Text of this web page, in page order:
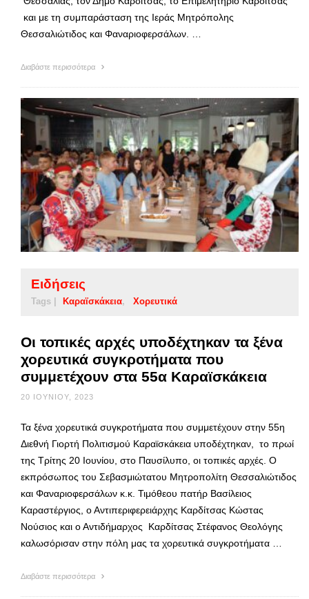
και με τη συμπαράσταση της Ιεράς Μητρόπολης
Θεσσαλιώτιδος και Φαναριοφερσάλων. …
Διαβάστε περισσότερα
Ειδήσεις
Tags | Καραϊσκάκεια Χορευτικά
Οι τοπικές αρχές υποδέχτηκαν τα ξένα
χορευτικά συγκροτήματα που
συμμετέχουν στα 55α Καραϊσκάκεια
20 ΙΟΥΝΊΟΥ, 2023
Τα ξένα χορευτικά συγκροτήματα που συμμετέχουν στην 55η
Διεθνή Γιορτή Πολιτισμού Καραϊσκάκεια υποδέχτηκαν, το πρωί
της Τρίτης 20 Ιουνίου, στο Παυσίλυπο, οι τοπικές αρχές. Ο
εκπρόσωπος του Σεβασμιώτατου Μητροπολίτη Θεσσαλιώτιδος
και Φαναριοφερσάλων κ.κ. Τιμόθεου πατήρ Βασίλειος
Καραστέργιος, ο Αντιπεριφερειάρχης Καρδίτσας Κώστας
Νούσιος και ο Αντιδήμαρχος Καρδίτσας Στέφανος Θεολόγης
καλωσόρισαν στην πόλη μας τα χορευτικά συγκροτήματα …
Διαβάστε περισσότερα